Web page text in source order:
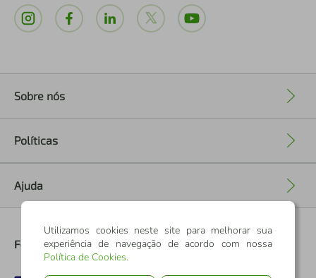
Sobre nós
Políticas
Ajuda
Formas de Pagamento
Utilizamos cookies neste site para melhorar sua
experiência de navegação de acordo com nossa
Política de Cookies.